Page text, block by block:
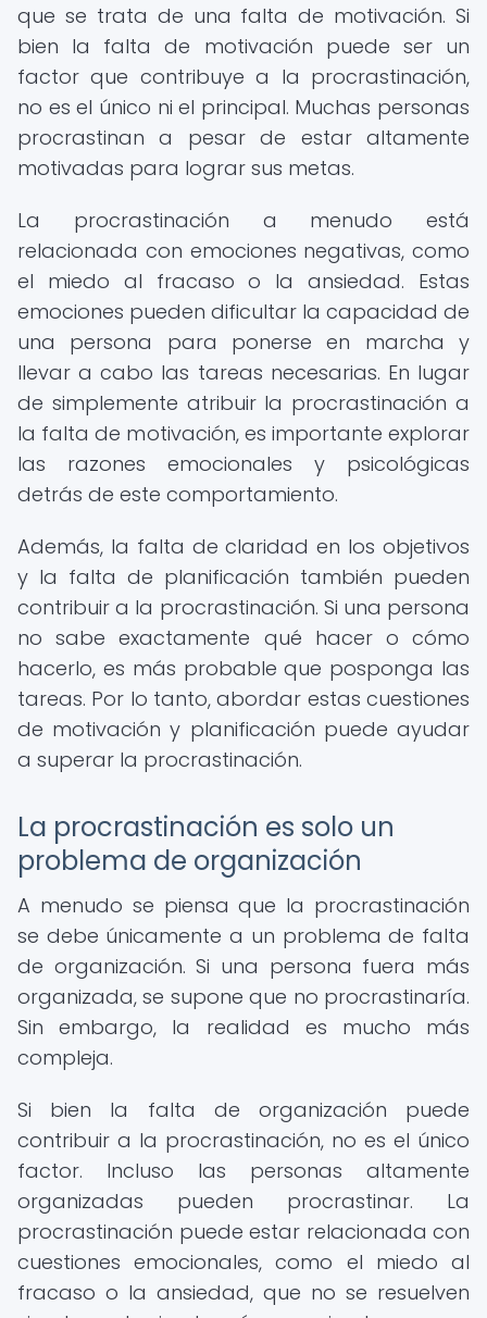
que se trata de una falta de motivación. Si
bien la falta de motivación puede ser un
factor que contribuye a la procrastinación,
no es el único ni el principal. Muchas personas
procrastinan a pesar de estar altamente
motivadas para lograr sus metas.
La procrastinación a menudo está
relacionada con emociones negativas, como
el miedo al fracaso o la ansiedad. Estas
emociones pueden dificultar la capacidad de
una persona para ponerse en marcha y
llevar a cabo las tareas necesarias. En lugar
de simplemente atribuir la procrastinación a
la falta de motivación, es importante explorar
las razones emocionales y psicológicas
detrás de este comportamiento.
Además, la falta de claridad en los objetivos
y la falta de planificación también pueden
contribuir a la procrastinación. Si una persona
no sabe exactamente qué hacer o cómo
hacerlo, es más probable que posponga las
tareas. Por lo tanto, abordar estas cuestiones
de motivación y planificación puede ayudar
a superar la procrastinación.
La procrastinación es solo un
problema de organización
A menudo se piensa que la procrastinación
se debe únicamente a un problema de falta
de organización. Si una persona fuera más
organizada, se supone que no procrastinaría.
Sin embargo, la realidad es mucho más
compleja.
Si bien la falta de organización puede
contribuir a la procrastinación, no es el único
factor. Incluso las personas altamente
organizadas pueden procrastinar. La
procrastinación puede estar relacionada con
cuestiones emocionales, como el miedo al
fracaso o la ansiedad, que no se resuelven